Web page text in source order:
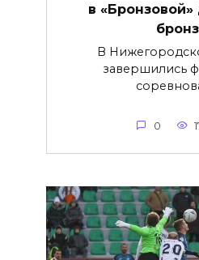
в «Бронзовой»
В
завершились
0